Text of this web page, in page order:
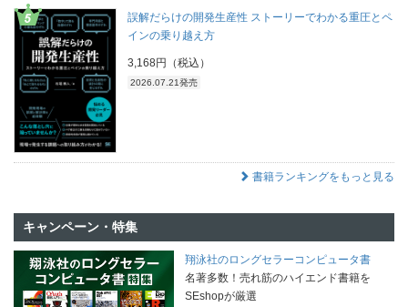
誤解だらけの開発生産性 ストーリーでわかる重圧とペ
インの乗り越え方
3,168円（税込）
2026.07.21発売
書籍ランキングをもっと見る
キャンペーン・特集
翔泳社のロングセラーコンピュータ書
名著多数！売れ筋のハイエンド書籍を
SEshopが厳選